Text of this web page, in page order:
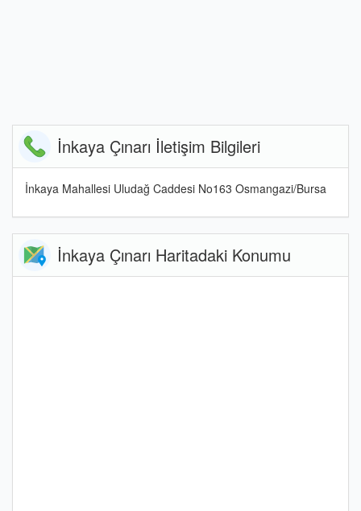
İnkaya Çınarı İletişim Bilgileri
İnkaya Mahallesi Uludağ Caddesi No163 Osmangazi/Bursa
İnkaya Çınarı Haritadaki Konumu